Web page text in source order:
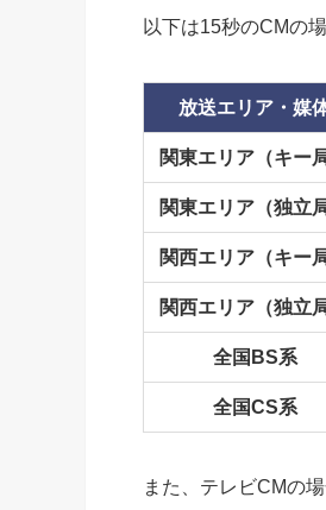
以下は15秒のCMの
放送エリア・媒
関東エリア（キー局
関東エリア（独立局
関西エリア（キー局
関西エリア（独立局
全国BS系
全国CS系
また、テレビCMの